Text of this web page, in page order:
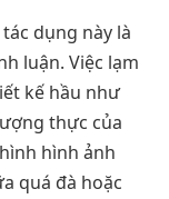
dụng này là
luận. Việc lạm
kế hầu như
thực của
hình ảnh
quá đà hoặc